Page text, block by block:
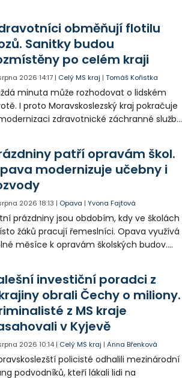
obměňují flotilu
Sanitky budou
po celém kraji
2026 14:17 | Celý MS kraj |Tomáš Kořistka
minuta může rozhodovat o lidském
I proto Moravskoslezský kraj pokračuje
zdravotnické záchranné služby
patří opravám škol.
modernizuje učebny i
2026 18:13 | Opava |Yvona Fajtová
prázdniny jsou obdobím, kdy ve školách
žáků pracují řemeslníci. Opava využívá
měsíce k opravám školských budov.
investiční poradci z
obrali Čechy o miliony.
z MS kraje
v Kyjevě
2026 10:14 | Celý MS kraj |Anna Břenková
policisté odhalili mezinárodní
podvodníků, kteří lákali lidi na